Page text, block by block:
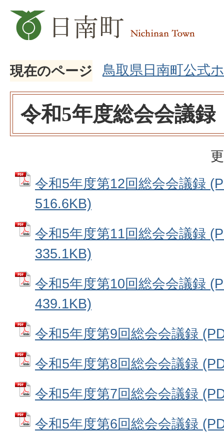
現在のページ 鳥取県日南町公式
令和5年度総会会議録
令和5年度第12回総会会議録
516.6KB)
令和5年度第11回総会会議録
335.1KB)
令和5年度第10回総会会議録
439.1KB)
令和5年度第9回総会会議録
令和5年度第8回総会会議録
令和5年度第7回総会会議録
令和5年度第6回総会会議録